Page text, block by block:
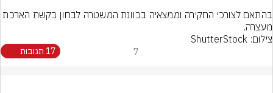
בהתאם לצורכי החקירה וממצאיה בכוונת המשטרה לבחון בקשת הארכת
מעצרה.
צילום: ShutterStock
7 17 תגובות